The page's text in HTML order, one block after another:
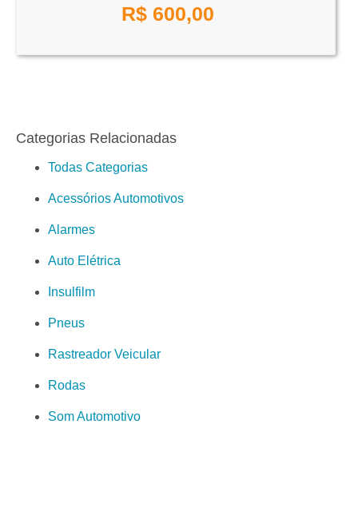
R$ 600,00
Categorias Relacionadas
Todas Categorias
Acessórios Automotivos
Alarmes
Auto Elétrica
Insulfilm
Pneus
Rastreador Veicular
Rodas
Som Automotivo